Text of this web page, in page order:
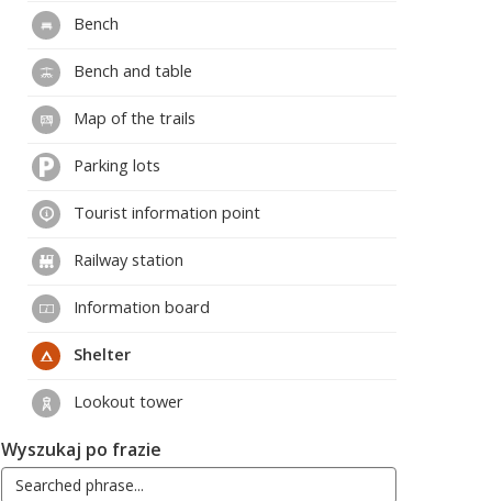
Bench
Bench and table
Map of the trails
Parking lots
Tourist information point
Railway station
Information board
Shelter
Lookout tower
Wyszukaj po frazie